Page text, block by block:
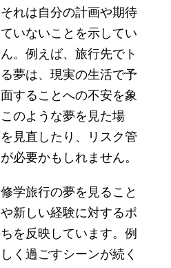
れは自分の計画や期待
いないことを示してい
。例えば、旅行先でト
夢は、現実の生活で予
することへの不安を象
のような夢を見た場
見直したり、リスク管
必要かもしれません。
学旅行の夢を見ること
新しい経験に対するポ
を反映しています。例
く過ごすシーンが続く